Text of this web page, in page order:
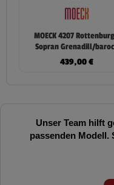
MOECK 4207
Sopran Grenadill/
439,00€
Unser Team hilft
passenden Modell.